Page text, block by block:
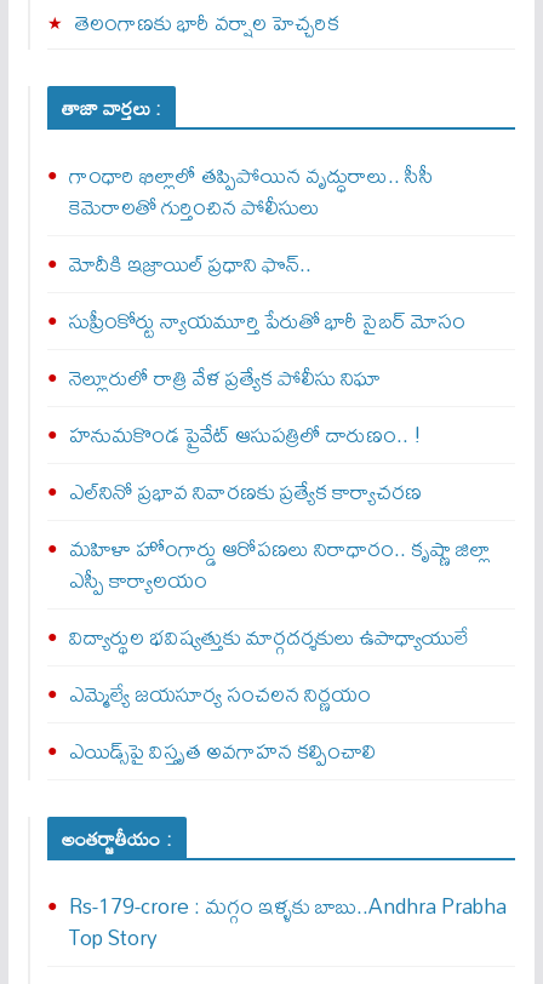
తెలంగాణకు భారీ వర్షాల హెచ్చరిక
తాజా వార్తలు :
గాంధారి ఖిల్లాలో తప్పిపోయిన వృద్ధురాలు.. సీసీ
కెమెరాలతో గుర్తించిన పోలీసులు
మోదీకి ఇజ్రాయిల్ ప్ర‌ధాని ఫొన్..
సుప్రీంకోర్టు న్యాయమూర్తి పేరుతో భారీ సైబర్ మోసం
నెల్లూరులో రాత్రి వేళ ప్రత్యేక పోలీసు నిఘా
హనుమకొండ ప్రైవేట్ ఆసుపత్రిలో దారుణం.. !
ఎల్‌నినో ప్రభావ నివారణకు ప్రత్యేక కార్యాచరణ
మహిళా హోంగార్డు ఆరోపణలు నిరాధారం.. కృష్ణా జిల్లా
ఎస్పీ కార్యాలయం
విద్యార్థుల భవిష్యత్తుకు మార్గదర్శకులు ఉపాధ్యాయులే
ఎమ్మెల్యే జయసూర్య సంచలన నిర్ణయం
ఎయిడ్స్‌పై విస్తృత అవగాహన కల్పించాలి
అంతర్జాతీయం :
Rs-179-crore : మ‌గ్గం ఇళ్ళ‌కు బాబు..Andhra Prabha
Top Story